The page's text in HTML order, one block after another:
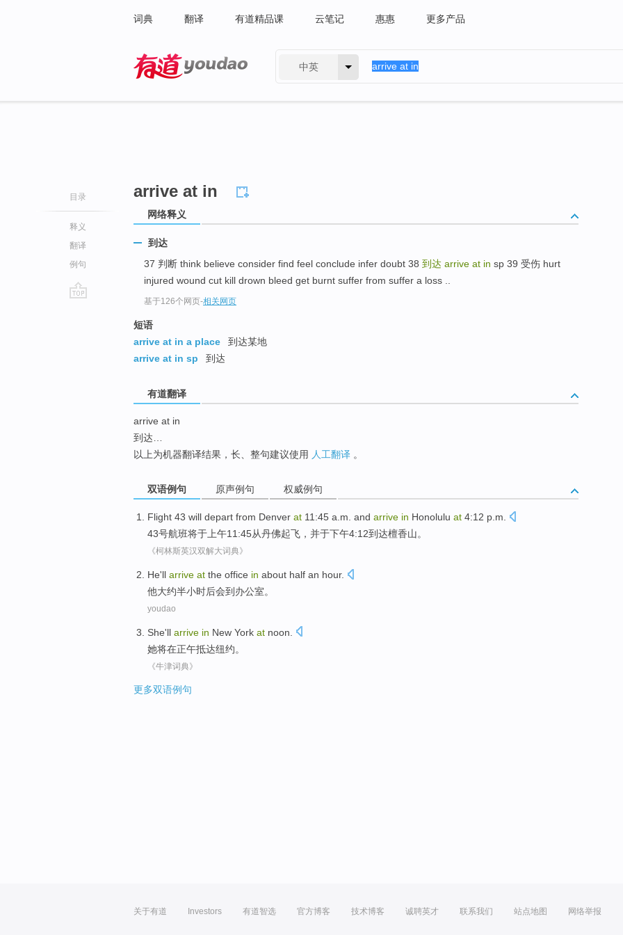
词典 翻译 有道精品课 云笔记 惠惠 更多产品
中英
目录
释义
翻译
例句
arrive at in
网络释义
到达
37 判断 think believe consider find feel conclude infer doubt 38 到达 arrive at in sp 39 受伤 hurt
injured wound cut kill drown bleed get burnt suffer from suffer a loss ..
基于126个网页-相关网页
短语
arrive at in a place
到达某地
arrive at in sp
到达
有道翻译
arrive at in
到达…
以上为机器翻译结果，长、整句建议使用 人工翻译 。
双语例句 原声例句 权威例句
Flight 43 will depart from Denver at 11:45 a.m. and arrive in Honolulu at 4:12 p.m.
43号航班将于上午11:45从丹佛起飞， 并于下午4:12到达檀香山。
《柯林斯英汉双解大词典》
He'll arrive at the office in about half an hour.
他大约半小时后会到 办公室。
youdao
She'll arrive in New York at noon
她将在正午抵达纽约。
《牛津词典》
更多双语例句
关于有道 Investors 有道智选 官方博客 技术博客 诚聘英才 联系我们 站点地图 网络举报